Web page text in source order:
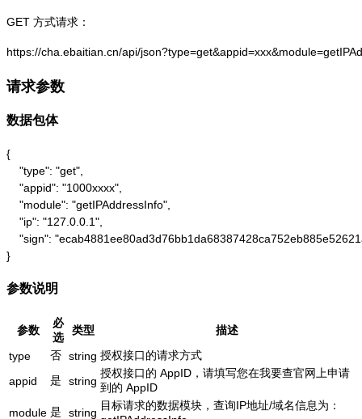
GET 方式请求：
https://cha.ebaitian.cn/api/
请求参数
数据包体
{
    "type": "get",
    "appid": "1000xxxx",
    "module": "getIPAddressInfo",
    "ip": "127.0.0.1",
"sign":
}
参数说明
参数
必
选
类型
描述
type
否 string 授权接口的请求方式
appid
是 string
授权接口的 AppID，请填写您在我要查官网上申请
到的 AppID
module 是 string
目标请求的数据模块，查询IP地址/域名信息为：